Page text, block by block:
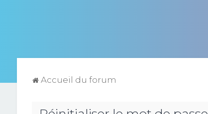
Accueil du forum